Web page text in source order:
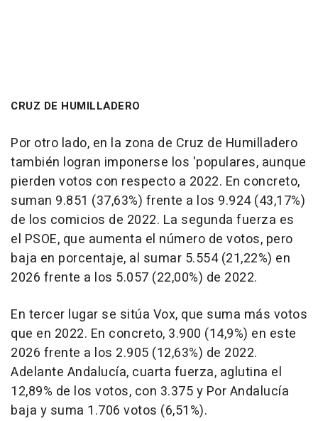
CRUZ DE HUMILLADERO
Por otro lado, en la zona de Cruz de Humilladero
también logran imponerse los 'populares, aunque
pierden votos con respecto a 2022. En concreto,
suman 9.851 (37,63%) frente a los 9.924 (43,17%)
de los comicios de 2022. La segunda fuerza es
el PSOE, que aumenta el número de votos, pero
baja en porcentaje, al sumar 5.554 (21,22%) en
2026 frente a los 5.057 (22,00%) de 2022.
En tercer lugar se sitúa Vox, que suma más votos
que en 2022. En concreto, 3.900 (14,9%) en este
2026 frente a los 2.905 (12,63%) de 2022.
Adelante Andalucía, cuarta fuerza, aglutina el
12,89% de los votos, con 3.375 y Por Andalucía
baja y suma 1.706 votos (6,51%).